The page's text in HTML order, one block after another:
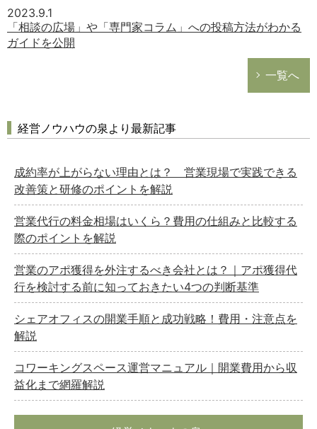
2023.9.1
「相談の広場」や「専門家コラム」への投稿方法がわかる
ガイドを公開
一覧へ
経営ノウハウの泉より最新記事
成約率が上がらない理由とは？ 営業現場で実践できる
改善策と研修のポイントを解説
営業代行の料金相場はいくら？費用の仕組みと比較する
際のポイントを解説
営業のアポ獲得を外注するべき会社とは？｜アポ獲得代
行を検討する前に知っておきたい4つの判断基準
シェアオフィスの開業手順と成功戦略！費用・注意点を
解説
コワーキングスペース運営マニュアル｜開業費用から収
益化まで網羅解説